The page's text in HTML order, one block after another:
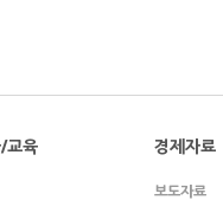
교육 경제자료
보도자료